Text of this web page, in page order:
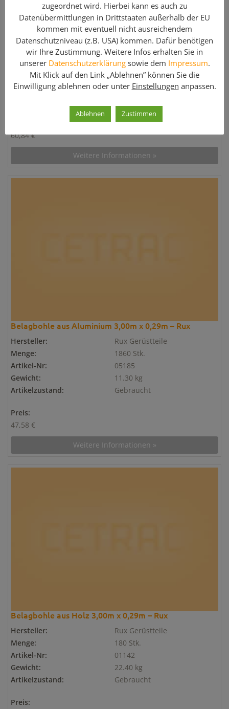
Belagbohle aus Aluminium 4,00m x 0,29m – Rux
Hersteller:
Rux Gerüstteile
Menge:
240 Stk.
Artikel-Nr:
05186
Gewicht:
15 kg
60,84 €
Weitere Informationen »
Belagbohle aus Aluminium 3,00m x 0,29m – Rux
Hersteller:
Rux Gerüstteile
Menge:
1860 Stk.
Artikel-Nr:
05185
Gewicht:
11.30 kg
Artikelzustand:
Gebraucht
Preis:
47,58 €
Weitere Informationen »
Belagbohle aus Holz 3,00m x 0,29m – Rux
Hersteller:
Rux Gerüstteile
Menge:
180 Stk.
Artikel-Nr:
01142
Gewicht:
22.40 kg
Artikelzustand:
Gebraucht
Preis:
zugeordnet wird. Hierbei kann es auch zu
Datenübermittlungen in Drittstaaten außerhalb der EU
kommen mit eventuell nicht ausreichendem
Datenschutzniveau (z.B. USA) kommen. Dafür benötigen
wir Ihre Zustimmung. Weitere Infos erhalten Sie in
unserer Datenschutzerklärungsowie dem Impressum.
Mit Klick auf den Link „Ablehnen” können Sie die
Einwilligung ablehnen oder unter Einstellungen anpassen.
Ablehnen Zustimmen